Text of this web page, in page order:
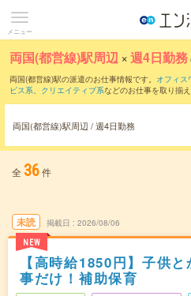
メニュー
両国(都営線)駅周辺 ×週4日勤務
両国(都営線)駅の派遣のお仕事情報です。 オフィス
ビス系、 クリエイティブ系などのお仕事を取り揃
両国(都営線)駅周辺 / 週4日勤務
全 36件
未読
NEW
掲載日 2026/08/06
【高時給1850円】子供
事だけ！補助保育